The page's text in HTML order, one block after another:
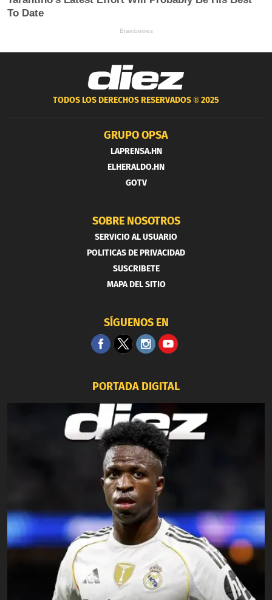
TODOS LOS DERECHOS RESERVADOS ®2025
GRUPO OPSA
LAPRENSA.HN
ELHERALDO.HN
GOTV
SOBRE NOSOTROS
SERVICIO AL USUARIO
POLITICAS DE PRIVACIDAD
SUSCRIBETE
MAPA DEL SITIO
SÍGUENOS EN
PORTADA DIGITAL